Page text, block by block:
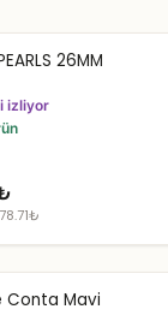
26MM
izliyor
Conta Mavi